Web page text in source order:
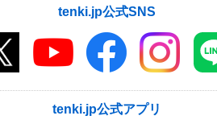
tenki.jp公式SNS
tenki.jp公式アプリ